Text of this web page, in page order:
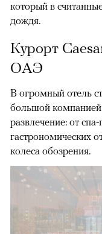
который в
дождя.
Курорт
ОАЭ
В огромный отель
большой
развлечение: от
гастрономических
колеса обозрения.